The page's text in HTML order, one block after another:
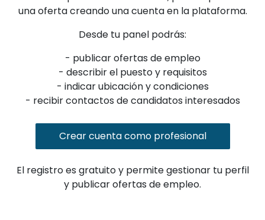
una oferta creando una cuenta en la plataforma.
Desde tu panel podrás:
- publicar ofertas de empleo
- describir el puesto y requisitos
- indicar ubicación y condiciones
- recibir contactos de candidatos interesados
Crear cuenta como profesional
El registro es gratuito y permite gestionar tu perfil
y publicar ofertas de empleo.